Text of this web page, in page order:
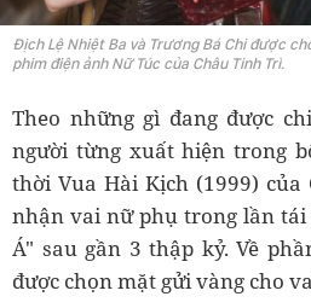
Địch Lệ Nhiệt Ba và Trương Bá Chi được
phim điện ảnh Nữ Túc của Châu Tinh Trì.
Theo những gì đang được
người từng xuất hiện trong
thời Vua Hài Kịch (1999) của
nhận vai nữ phụ trong lần
Á" sau gần 3 thập kỷ. Về
được chọn mặt gửi vàng cho